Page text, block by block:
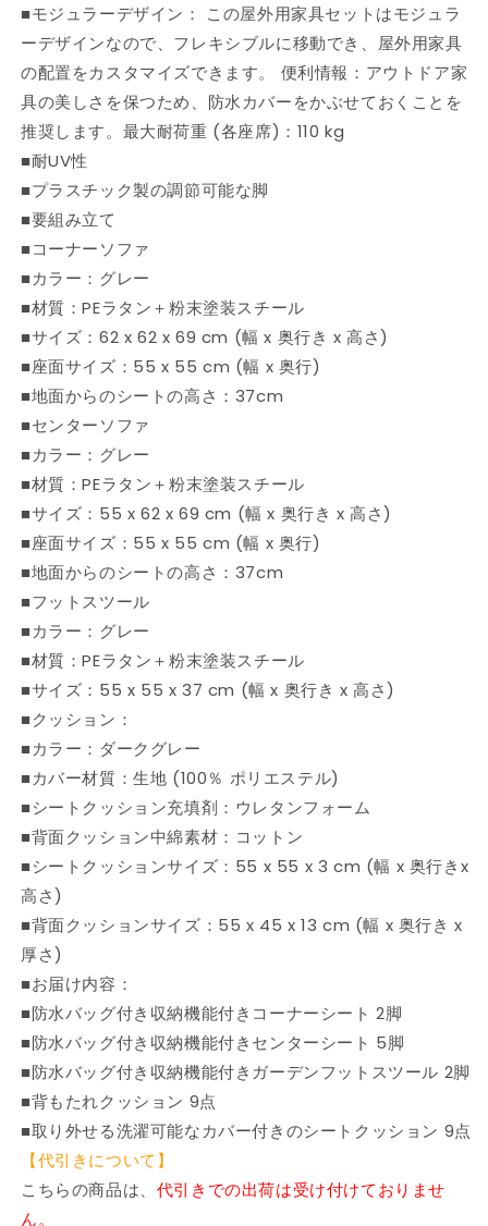
ウ
ト
ド
ア
家
屋
外
家
具
セ
ッ
ト
(代
不
可)
の
数
量
を
減
ら
ウ
ト
ド
ア
家
外
ッ
ト
(代
不
数
量
を
増
■モジュラーデザイン： この屋外用家具セットはモジュラ
ーデザインなので、フレキシブルに移動でき、屋外用家具
の配置をカスタマイズできます。 便利情報：アウトドア家
具の美しさを保つため、防水カバーをかぶせておくことを
推奨します。最大耐荷重 (各座席)：110 kg
■耐UV性
■プラスチック製の調節可能な脚
■要組み立て
■コーナーソファ
■カラー：グレー
■材質：PEラタン＋粉末塗装スチール
■サイズ：62 x 62 x 69 cm (幅 x 奥行き x 高さ)
■座面サイズ：55 x 55 cm (幅 x 奥行)
■地面からのシートの高さ：37cm
■センターソファ
■カラー：グレー
■材質：PEラタン＋粉末塗装スチール
■サイズ：55 x 62 x 69 cm (幅 x 奥行き x 高さ)
■座面サイズ：55 x 55 cm (幅 x 奥行)
■地面からのシートの高さ：37cm
■フットスツール
■カラー：グレー
■材質：PEラタン＋粉末塗装スチール
■サイズ：55 x 55 x 37 cm (幅 x 奥行き x 高さ)
■クッション：
■カラー：ダークグレー
■カバー材質：生地 (100％ ポリエステル)
■シートクッション充填剤：ウレタンフォーム
■背面クッション中綿素材：コットン
■シートクッションサイズ：55 x 55 x 3 cm (幅 x 奥行きx
高さ)
■背面クッションサイズ：55 x 45 x 13 cm (幅 x 奥行き x
厚さ)
■お届け内容：
■防水バッグ付き収納機能付きコーナーシート 2脚
■防水バッグ付き収納機能付きセンターシート 5脚
■防水バッグ付き収納機能付きガーデンフットスツール 2脚
■背もたれクッション 9点
■取り外せる洗濯可能なカバー付きのシートクッション 9点
【代引きについて】
こちらの商品は、 代引きでの出荷は受け付けておりませ
ん。